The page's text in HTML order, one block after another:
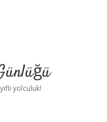
yolculuk!